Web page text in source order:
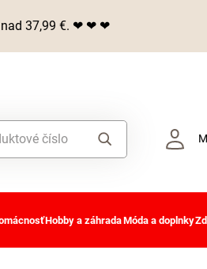
nad 37,99 €. ❤ ❤ ❤
Hobby a záhradaMóda a doplnky